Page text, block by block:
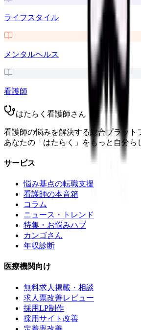
ライフスタイル
メンタルヘルス
看護師
はたらく看護師さん
看護師の悩みを解決する総合プラット
あなたの「はたらく」をもっと自分ら
サービス
悩み基点の転職支援
看護師の本音箱
コラム
ニュース・トレンド
特集・お悩みハブ
カンゴさん
年収診断
医療機関向け
無料求人掲載・相談
求人票改善レビュー
採用LP制作
採用サイト改善